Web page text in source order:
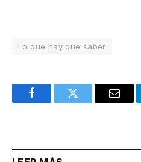
Lo que hay que saber
FacebookTwitter Email